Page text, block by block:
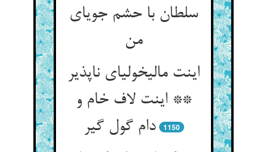
سلطان با حشم جویای
من‏
اینت مالیخولیای ناپذیر
** اینت لاف خام و
دام گول گیر
1150